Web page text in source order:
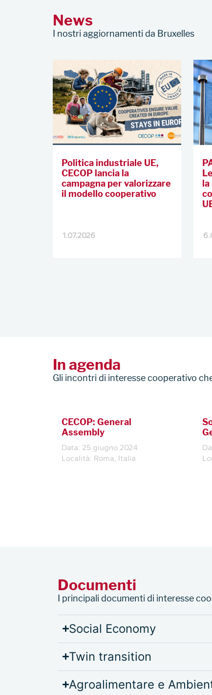
News
I nostri aggiornamenti da Bruxelles
Politica industriale UE,
CECOP lancia la
campagna per valorizzare
il modello cooperativo
1.07.2026
la
In agenda
Gli incontri di interesse cooperativo
CECOP: General
Assembly
Data: 25 giugno 2024
Località: Roma, Italia
Documenti
I principali documenti di interesse
Social Economy
Twin transition
Agroalimentare e